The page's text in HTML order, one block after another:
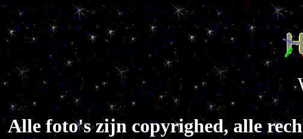
Alle foto's zijn copyrighed, alle